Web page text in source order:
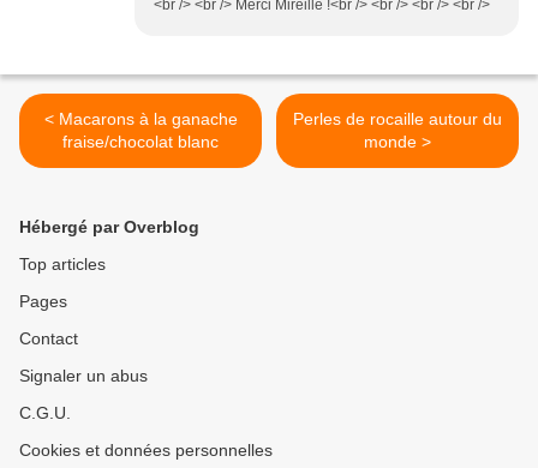
<br /> <br /> Merci Mireille !<br /> <br /> <br /> <br />
< Macarons à la ganache
fraise/chocolat blanc
Perles de rocaille autour du
monde >
Hébergé par Overblog
Top articles
Pages
Contact
Signaler un abus
C.G.U.
Cookies et données personnelles